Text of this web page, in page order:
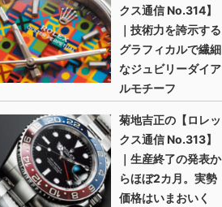
クス通信 No.314】
｜技術力を誇示する
グラフィカルで繊細
なジュビリーダイア
ルモチーフ
菊地吉正の【ロレッ
クス通信 No.313】
｜生産終了の発表か
らほぼ2カ月。実勢
価格はいまおいく